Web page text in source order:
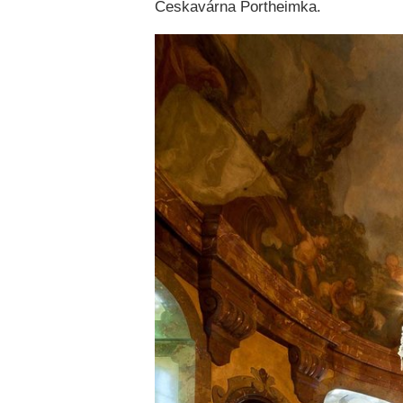
Českavárna Portheimka.